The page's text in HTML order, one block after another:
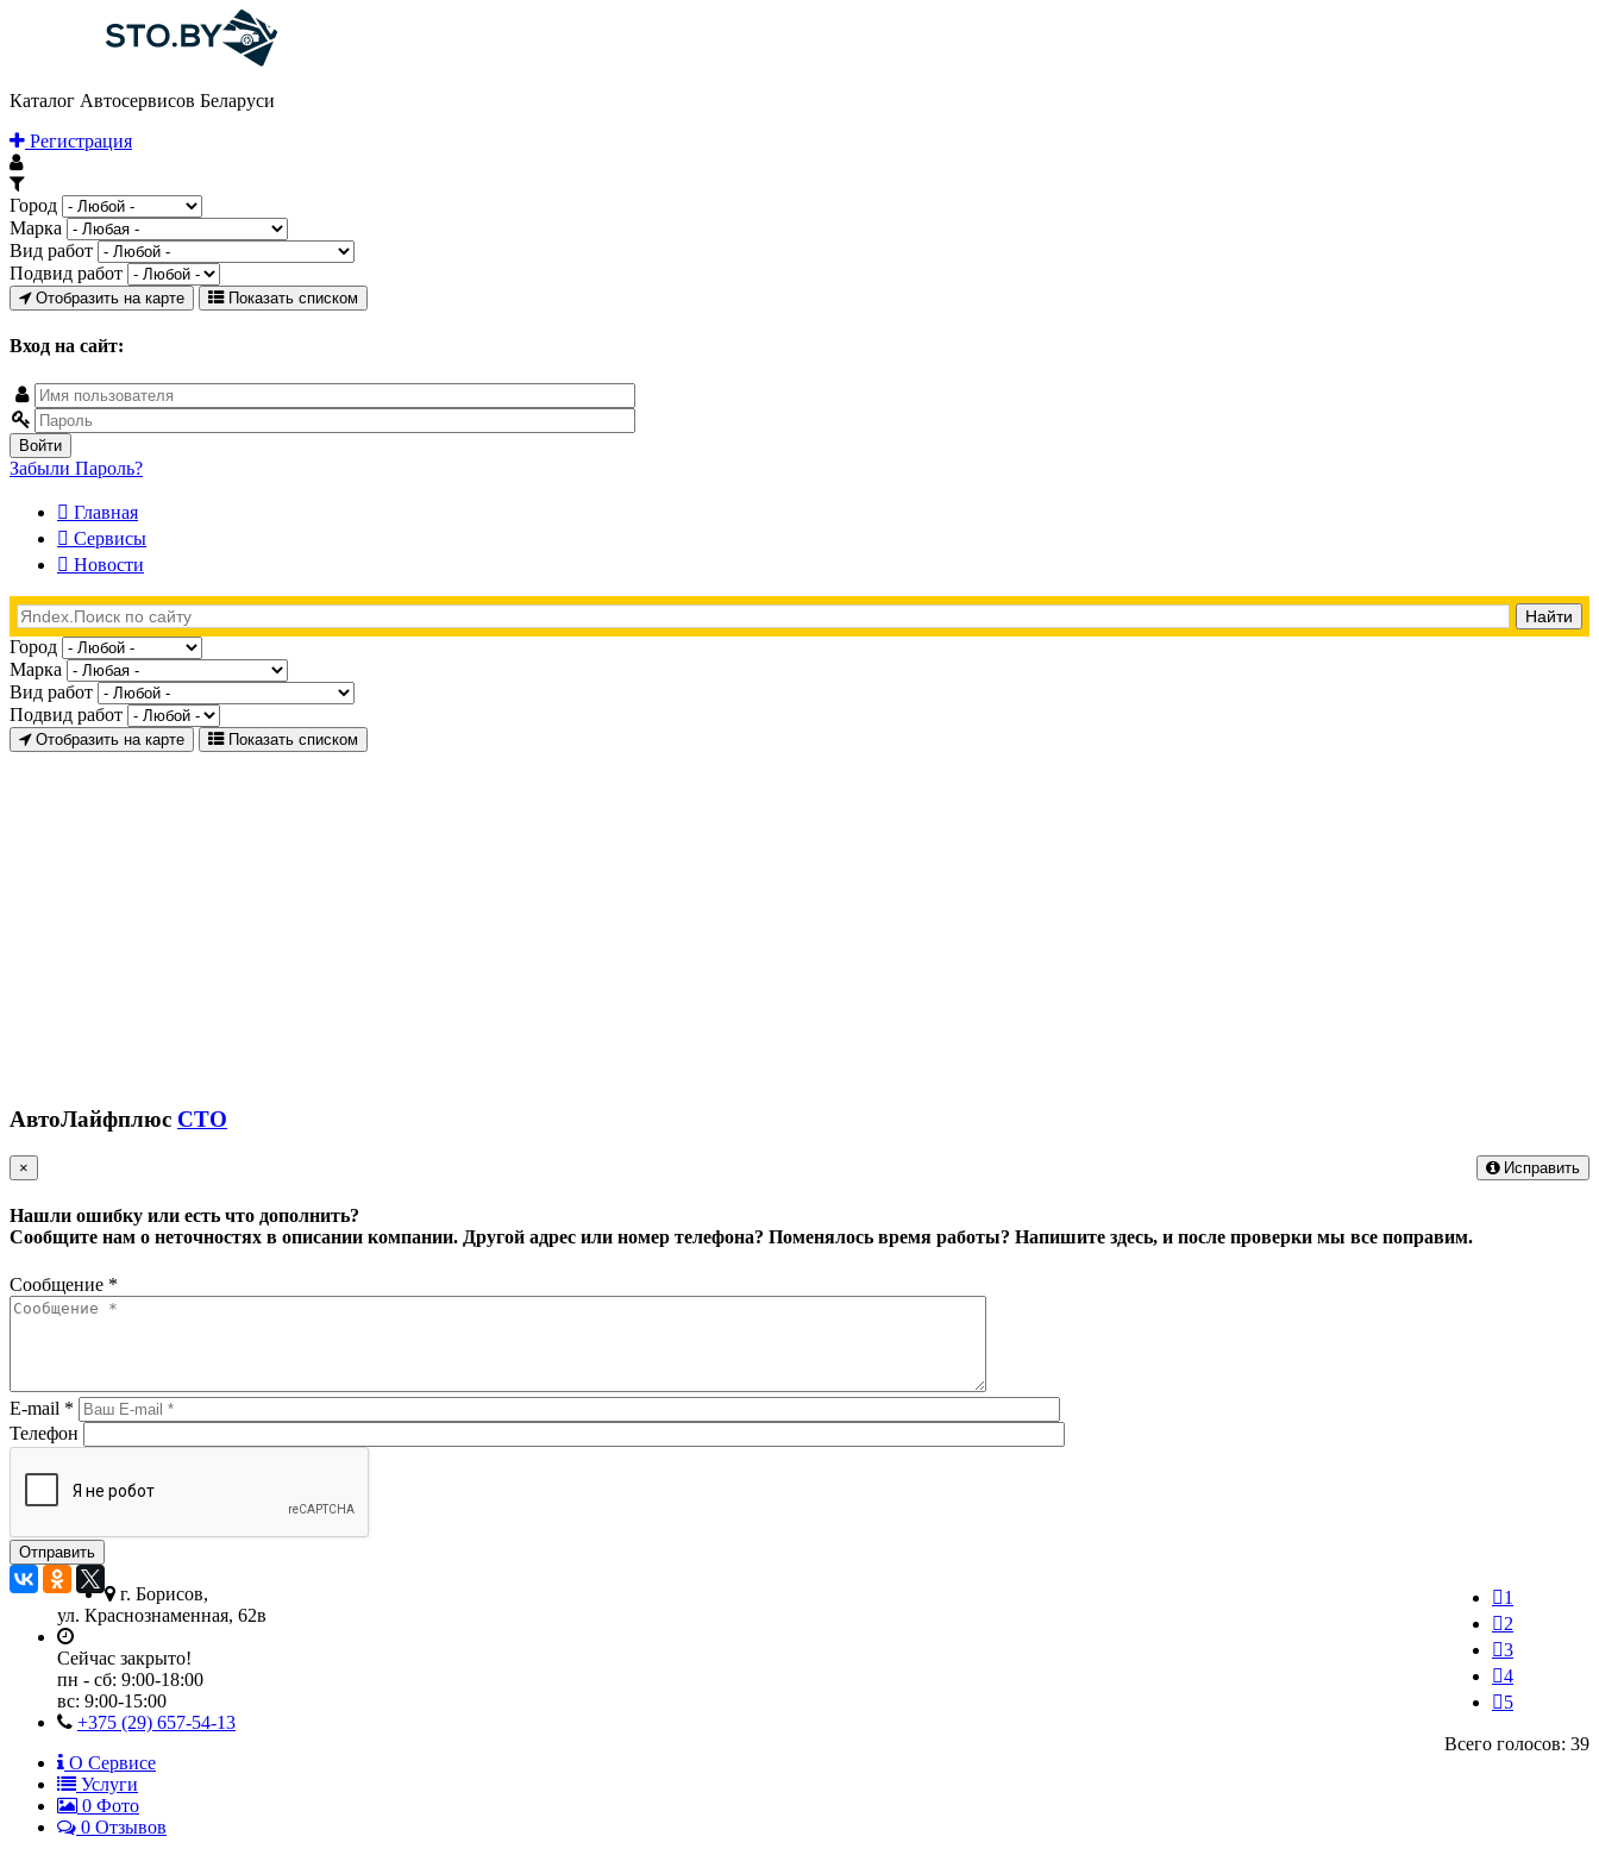
Каталог Автосервисов Беларуси
Регистрация
Город
Марка
Вид работ
Подвид работ
Отобразить на карте Показать списком
Вход на сайт:
Забыли Пароль?
Главная
Сервисы
Новости
Город
Марка
Вид работ
Подвид работ
Отобразить на карте Показать списком
АвтоЛайфплюс СТО
Исправить
×
Нашли ошибку или есть что дополнить?
Сообщите нам о неточностях в описании компании. Другой адрес или номер телефона? Поменялось время работы? Напишите здесь, и после проверки мы все поправим.
Сообщение *
E-mail *
Телефон
1
2
3
4
5
Всего голосов: 39
г. Борисов,
ул. Краснознаменная, 62в
Сейчас закрыто!
пн - сб: 9:00-18:00
вс: 9:00-15:00
+375 (29) 657-54-13
О Сервисе
Услуги
0 Фото
0 Отзывов